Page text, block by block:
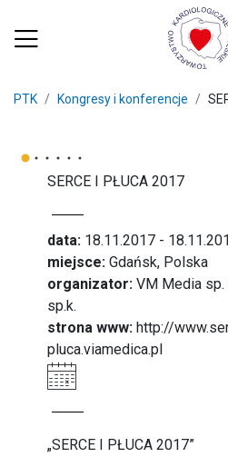
PTK Kongresy i konferencje
SERCE I PŁUCA 2017
data: 18.11.2017 -
miejsce: Gdańsk, Polska
organizator: VM Media sp.
sp.k.
strona www: http://
pluca.viamedica.pl
„SERCE I PŁUCA 2017”